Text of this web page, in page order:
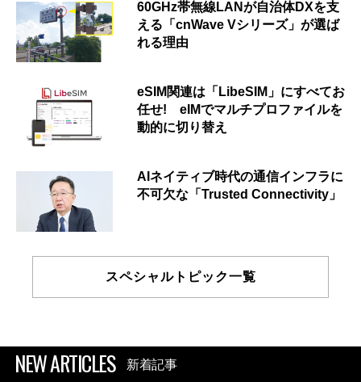
60GHz帯無線LANが自治体DXを支
える「cnWave Vシリーズ」が選ば
れる理由
eSIM関連は「LibeSIM」にすべてお
任せ! eIMでマルチプロファイルを
動的に切り替え
AIネイティブ時代の通信インフラに
不可欠な「Trusted Connectivity」
スペシャルトピック一覧
NEW ARTICLES 新着記事